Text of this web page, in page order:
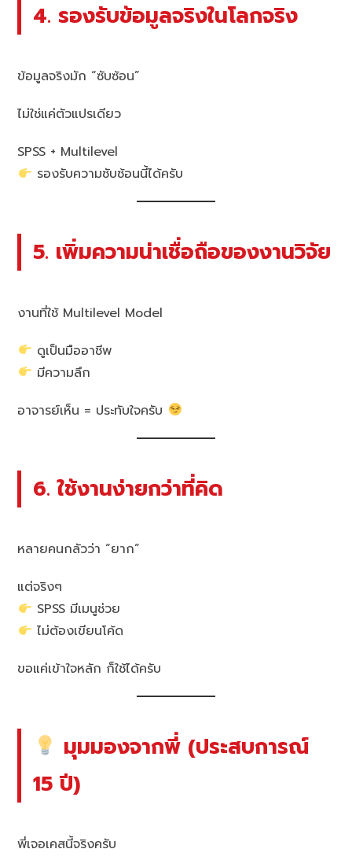
4. รองรับข้อมูลจริงในโลกจริง
ข้อมูลจริงมัก “ซับซ้อน”
ไม่ใช่แค่ตัวแปรเดียว
SPSS + Multilevel
รองรับความซับซ้อนนี้ได้ครับ
5. เพิ่มความน่าเชื่อถือของงานวิจัย
งานที่ใช้ Multilevel Model
ดูเป็นมืออาชีพ
มีความลึก
อาจารย์เห็น = ประทับใจครับ
6. ใช้งานง่ายกว่าที่คิด
หลายคนกลัวว่า “ยาก”
แต่จริงๆ
SPSS มีเมนูช่วย
ไม่ต้องเขียนโค้ด
ขอแค่เข้าใจหลัก ก็ใช้ได้ครับ
มุมมองจากพี่ (ประสบการณ์
15 ปี)
พี่เจอเคสนี้จริงครับ